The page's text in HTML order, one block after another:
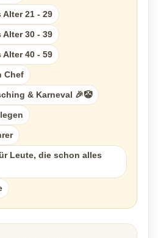
21 - 29
30 - 39
40 - 59
Chef
& Karneval 🎉🤡
Leute, die schon alles